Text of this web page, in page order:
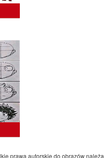
prawa autorskie do obrazów należą